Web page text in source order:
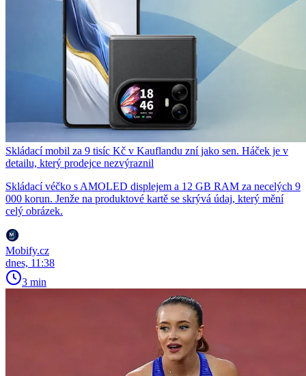
Skládací mobil za 9 tisíc Kč v Kauflandu zní jako sen. Háček je v
detailu, který prodejce nezvýraznil
Skládací véčko s AMOLED displejem a 12 GB RAM za necelých 9
000 korun. Jenže na produktové kartě se skrývá údaj, který mění
celý obrázek.
Mobify.cz
dnes, 11:38
3 min